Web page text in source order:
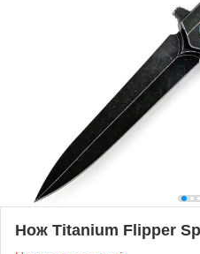
Нож Titanium Flipper